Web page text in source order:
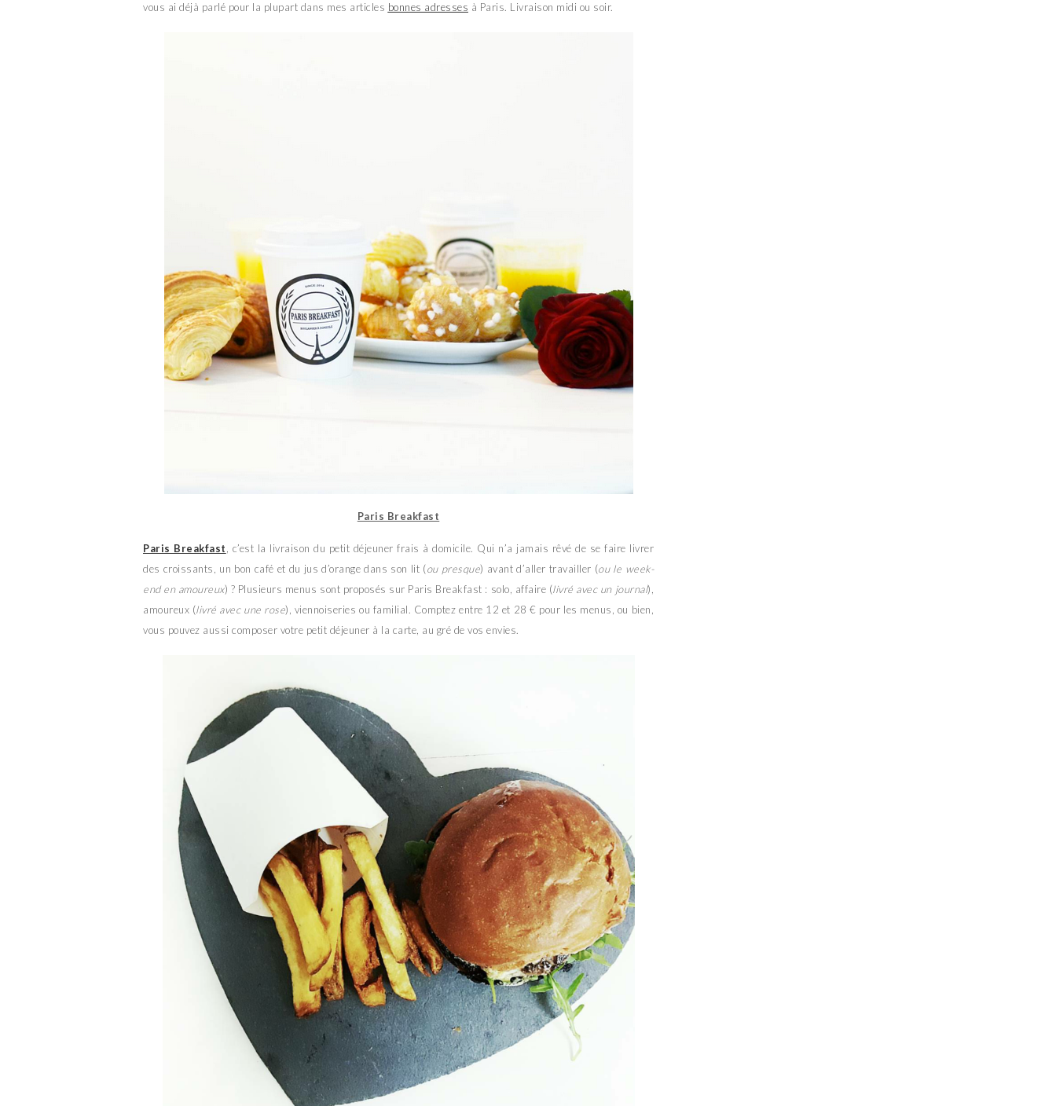
vous ai déjà parlé pour la plupart dans mes articles bonnes adresses à Paris. Livraison midi ou soir.
Paris Breakfast
Paris Breakfast , c’est la livraison du petit déjeuner frais à domicile. Qui n’a jamais rêvé de se faire livrer
des croissants, un bon café et du jus d’orange dans son lit (ou presque) avant d’aller travailler (ou le week-
end en amoureux) ? Plusieurs menus sont proposés sur Paris Breakfast : solo, affaire (livré avec un journal),
amoureux (livré avec une rose), viennoiseries ou familial. Comptez entre 12 et 28 € pour les menus, ou bien,
vous pouvez aussi composer votre petit déjeuner à la carte, au gré de vos envies.